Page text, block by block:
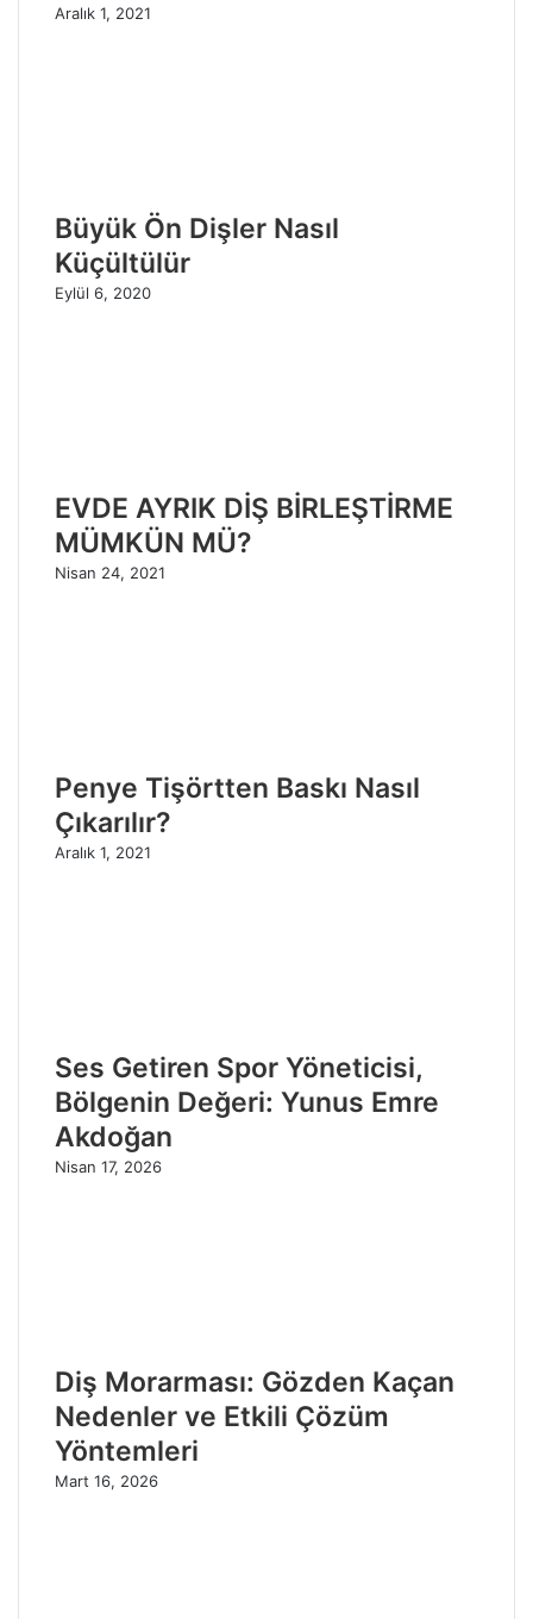
Aralık 1, 2021
Büyük Ön Dişler Nasıl
Küçültülür
Eylül 6, 2020
EVDE AYRIK DİŞ BİRLEŞTİRME
MÜMKÜN MÜ?
Nisan 24, 2021
Penye Tişörtten Baskı Nasıl
Çıkarılır?
Aralık 1, 2021
Ses Getiren Spor Yöneticisi,
Bölgenin Değeri: Yunus Emre
Akdoğan
Nisan 17, 2026
Diş Morarması: Gözden Kaçan
Nedenler ve Etkili Çözüm
Yöntemleri
Mart 16, 2026